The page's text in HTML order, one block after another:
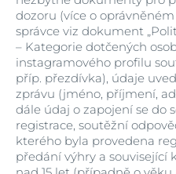
dozoru (více o
správce viz dokument
– Kategorie dotčených
instagramového profilu
příp. přezdívka), údaje
zprávu (jméno, příjmení,
dále údaj o zapojení se do
registrace, soutěžní
kterého byla provedena
předání výhry a související